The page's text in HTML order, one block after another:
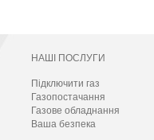
НАШІ ПОСЛУГИ
Підключити газ
Газопостачання
Газове обладнання
Ваша безпека